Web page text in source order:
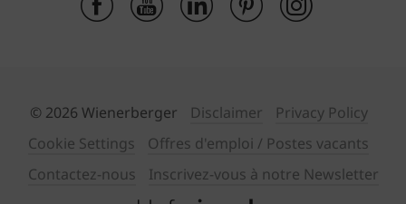
© 2026 Wienerberger Disclaimer
Privacy Policy
Cookie Settings
Offres d'emploi / Postes vacants
Contactez-nous
Inscrivez-vous à notre Newsletter